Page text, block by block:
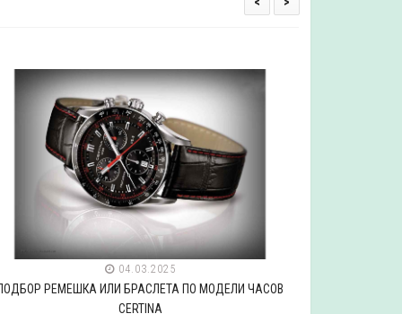
04.03.2025
РЕМЕШКА ИЛИ БРАСЛЕТА ПО МОДЕЛИ ЧАСОВ
CERTINA